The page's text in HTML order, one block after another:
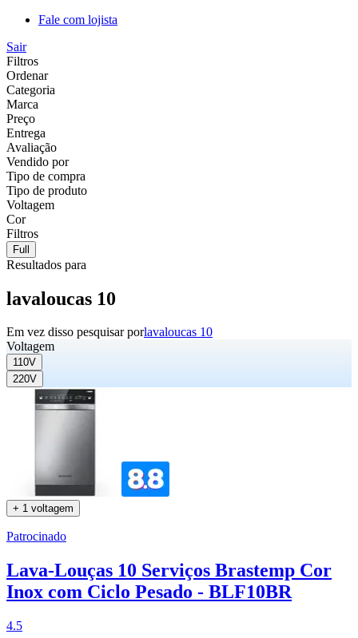
Fale com lojista
Sair
Filtros
Ordenar
Categoria
Marca
Preço
Entrega
Avaliação
Vendido por
Tipo de compra
Tipo de produto
Voltagem
Cor
Filtros
Full
Resultados para
lavaloucas 10
Em vez disso pesquisar porlavaloucas 10
Voltagem
110V
220V
+ 1 voltagem
Patrocinado
Lava-Louças 10 Serviços Brastemp Cor
Inox com Ciclo Pesado - BLF10BR
4.5